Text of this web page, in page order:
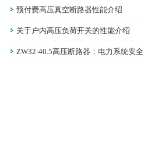
预付费高压真空断路器性能介绍
关于户内高压负荷开关的性能介绍
ZW32-40.5高压断路器：电力系统安全